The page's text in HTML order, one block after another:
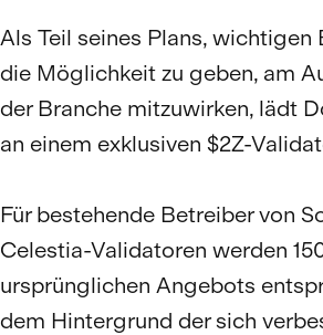
Als Teil seines Plans,
die Möglichkeit zu geben, am
der Branche mitzuwirken, lädt
an einem exklusiven $2Z-
Für bestehende Betreiber von
Celestia-Validatoren werden
ursprünglichen Angebots
dem Hintergrund der sich